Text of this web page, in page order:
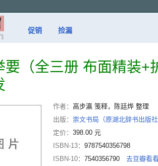
促销 捡漏
要（全三册 布面精装+
作者： 高步瀛 笺释，陈廷烨 整理
出版： 崇文书局（原湖北辞书出版
定价： 398.00 元
ISBN-13： 9787540356798
ISBN-10： 7540356790 去豆瓣看